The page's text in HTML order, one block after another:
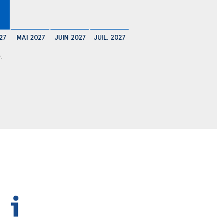
MAI 2027 JUIN 2027 JUIL. 2027